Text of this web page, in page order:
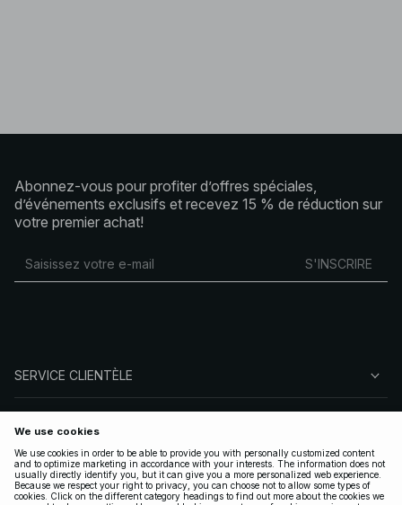
Abonnez-vous pour profiter d’offres spéciales,
d’événements exclusifs et recevez 15 % de réduction sur
votre premier achat!
S'INSCRIRE
SERVICE CLIENTÈLE
SUIVEZ-NOUS